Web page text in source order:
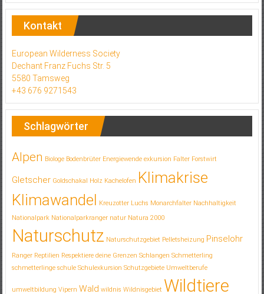
Kontakt
European Wilderness Society
Dechant Franz Fuchs Str. 5
5580 Tamsweg
+43 676 9271543
Schlagwörter
Alpen Biologe Bodenbrüter Energiewende exkursion Falter Forstwirt
Gletscher Goldschakal Holz Kachelofen Klimakrise
Klimawandel Kreuzotter Luchs Monarchfalter Nachhaltigkeit
Nationalpark Nationalparkranger natur Natura 2000
Naturschutz Naturschutzgebiet Pelletsheizung Pinselohr
Ranger Reptilien Respektiere deine Grenzen Schlangen Schmetterling
schmetterlinge schule Schulexkursion Schutzgebiete Umweltberufe
umweltbildung Vipern Wald wildnis Wildnisgebiet Wildtiere